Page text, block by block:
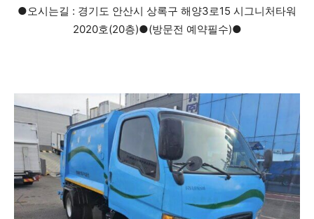
●오시는길 : 경기도 안산시 상록구 해양3로15 시그니처타워
2020호(20층)●(방문전 예약필수)●